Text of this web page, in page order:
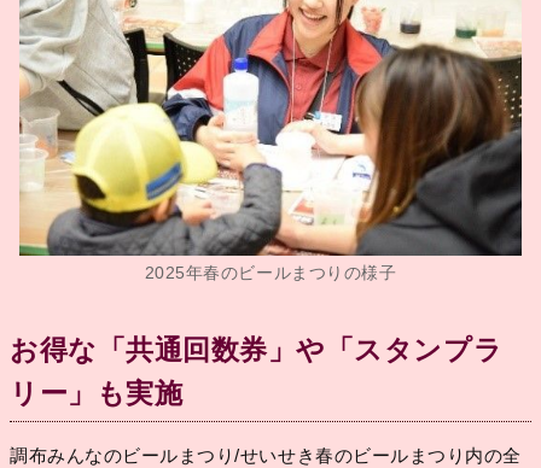
2025年春のビールまつりの様子
お得な「共通回数券」や「スタンプラ
リー」も実施
調布みんなのビールまつり/せいせき春のビールまつり内の全